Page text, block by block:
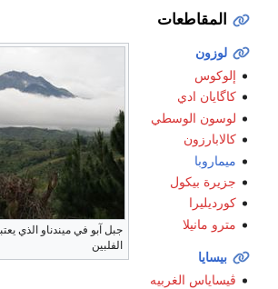
المقاطعات
جبل آبو في ميندناو الذي
الفلبين
لوزون
إلوكوس
كاگايان ادي
لوسون الوسطي
كالابارزون
ميماروبا
جزيرة بيكول
كورديليرا
مترو مانيلا
بيسايا
ڤيساياس الغربيه